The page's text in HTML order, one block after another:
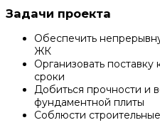
Задачи проекта
Обеспечить
ЖК
Организовать
сроки
Добиться прочности и
фундаментной плиты
Соблюсти